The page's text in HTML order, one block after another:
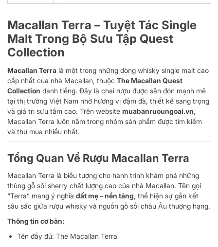
Macallan Terra – Tuyệt Tác Single
Malt Trong Bộ Sưu Tập Quest
Collection
Macallan Terra là một trong những dòng whisky single malt cao
cấp nhất của nhà Macallan, thuộc The Macallan Quest
Collection danh tiếng. Đây là chai rượu được săn đón mạnh mẽ
tại thị trường Việt Nam nhờ hương vị đậm đà, thiết kế sang trọng
và giá trị sưu tầm cao. Trên website muabanruoungoai.vn,
Macallan Terra luôn nằm trong nhóm sản phẩm được tìm kiếm
và thu mua nhiều nhất.
Tổng Quan Về Rượu Macallan Terra
Macallan Terra là biểu tượng cho hành trình khám phá những
thùng gỗ sồi sherry chất lượng cao của nhà Macallan. Tên gọi
“Terra” mang ý nghĩa đất mẹ – nền tảng, thể hiện sự gắn kết
sâu sắc giữa rượu whisky và nguồn gỗ sồi châu Âu thượng hạng.
Thông tin cơ bản:
Tên đầy đủ: The Macallan Terra